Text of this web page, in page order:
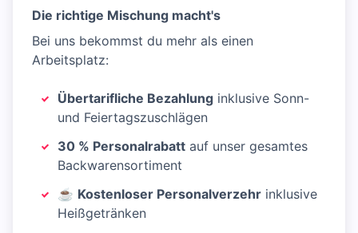
Die richtige Mischung macht's
Bei uns bekommst du mehr als einen
Arbeitsplatz:
Übertarifliche Bezahlung inklusive Sonn-
und Feiertagszuschlägen
30 % Personalrabatt auf unser gesamtes
Backwarensortiment
☕ Kostenloser Personalverzehr inklusive
Heißgetränken